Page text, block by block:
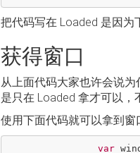
把代码写在 Loaded 是因为
获得窗口
从上面代码大家也许会说
是只在 Loaded 拿才可以，
使用下面代码就可以拿到窗
var